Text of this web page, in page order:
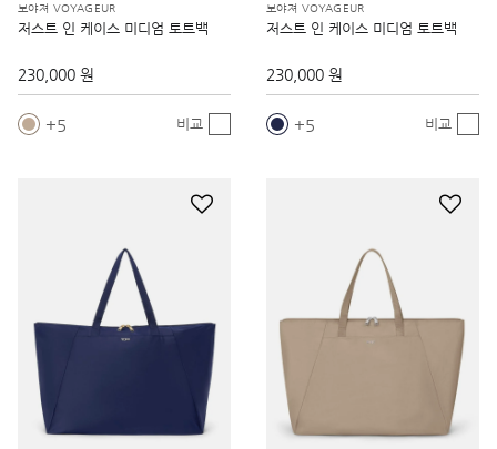
보야져 VOYAGEUR
저스트 인 케이스 미디엄 토트백
230,000 원
5 비교
보야져 VOYAGEUR
저스트 인 케이스 미디엄 토트백
230,000 원
5 비교